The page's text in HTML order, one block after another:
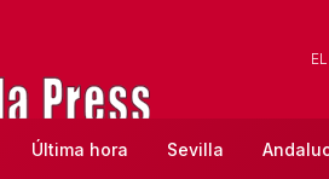
Última hora Sevilla